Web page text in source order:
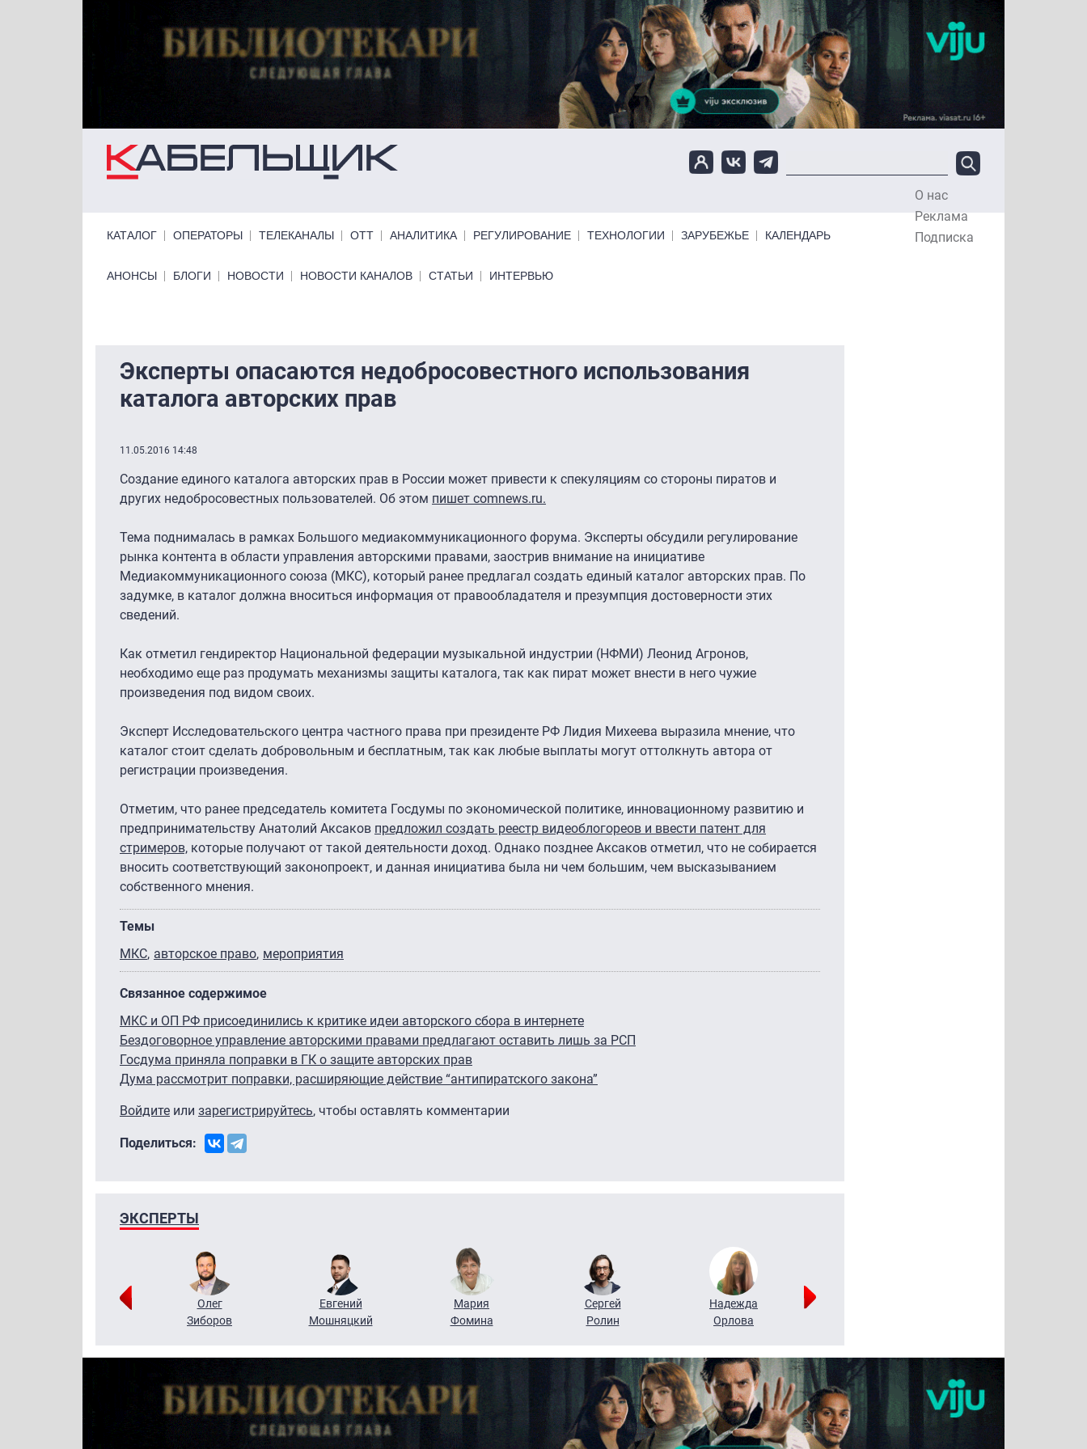
О нас
Реклама
Подписка
КАТАЛОГ ОПЕРАТОРЫ ТЕЛЕКАНАЛЫ ОТТ АНАЛИТИКА РЕГУЛИРОВАНИЕ ТЕХНОЛОГИИ ЗАРУБЕЖЬЕ КАЛЕНДАРЬ
Primary links bottom
АНОНСЫ БЛОГИ НОВОСТИ НОВОСТИ КАНАЛОВ СТАТЬИ ИНТЕРВЬЮ
Эксперты опасаются недобросовестного использования
каталога авторских прав
11.05.2016 14:48
Создание единого каталога авторских прав в России может привести к спекуляциям со стороны пиратов и
других недобросовестных пользователей. Об этом пишет comnews.ru.
Тема поднималась в рамках Большого медиакоммуникационного форума. Эксперты обсудили регулирование
рынка контента в области управления авторскими правами, заострив внимание на инициативе
Медиакоммуникационного союза (МКС), который ранее предлагал создать единый каталог авторских прав. По
задумке, в каталог должна вноситься информация от правообладателя и презумпция достоверности этих
сведений.
Как отметил гендиректор Национальной федерации музыкальной индустрии (НФМИ) Леонид Агронов,
необходимо еще раз продумать механизмы защиты каталога, так как пират может внести в него чужие
произведения под видом своих.
Эксперт Исследовательского центра частного права при президенте РФ Лидия Михеева выразила мнение, что
каталог стоит сделать добровольным и бесплатным, так как любые выплаты могут оттолкнуть автора от
регистрации произведения.
Отметим, что ранее председатель комитета Госдумы по экономической политике, инновационному развитию и
предпринимательству Анатолий Аксаков предложил создать реестр видеоблогореов и ввести патент для
стримеров, которые получают от такой деятельности доход. Однако позднее Аксаков отметил, что не собирается
вносить соответствующий законопроект, и данная инициатива была ни чем большим, чем высказыванием
собственного мнения.
Темы
МКС авторское право мероприятия
Связанное содержимое
МКС и ОП РФ присоединились к критике идеи авторского сбора в интернете
Бездоговорное управление авторскими правами предлагают оставить лишь за РСП
Госдума приняла поправки в ГК о защите авторских прав
Дума рассмотрит поправки, расширяющие действие “антипиратского закона”
Войдите или зарегистрируйтесь, чтобы оставлять комментарии
Поделиться:
ЭКСПЕРТЫ
Олег
Зиборов
Евгений
Мошняцкий
Мария
Фомина
Сергей
Ролин
Надежда
Орлова